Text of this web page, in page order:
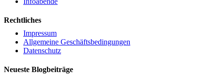
Rechtliches
Impressum
Allgemeine Geschäftsbedingungen
Datenschutz
Neueste Blogbeiträge